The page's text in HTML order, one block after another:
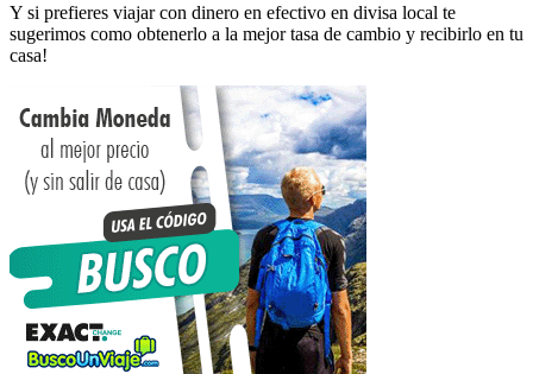
Y si prefieres viajar con dinero en efectivo en divisa local te
sugerimos como obtenerlo a la mejor tasa de cambio y recibirlo en tu
casa!